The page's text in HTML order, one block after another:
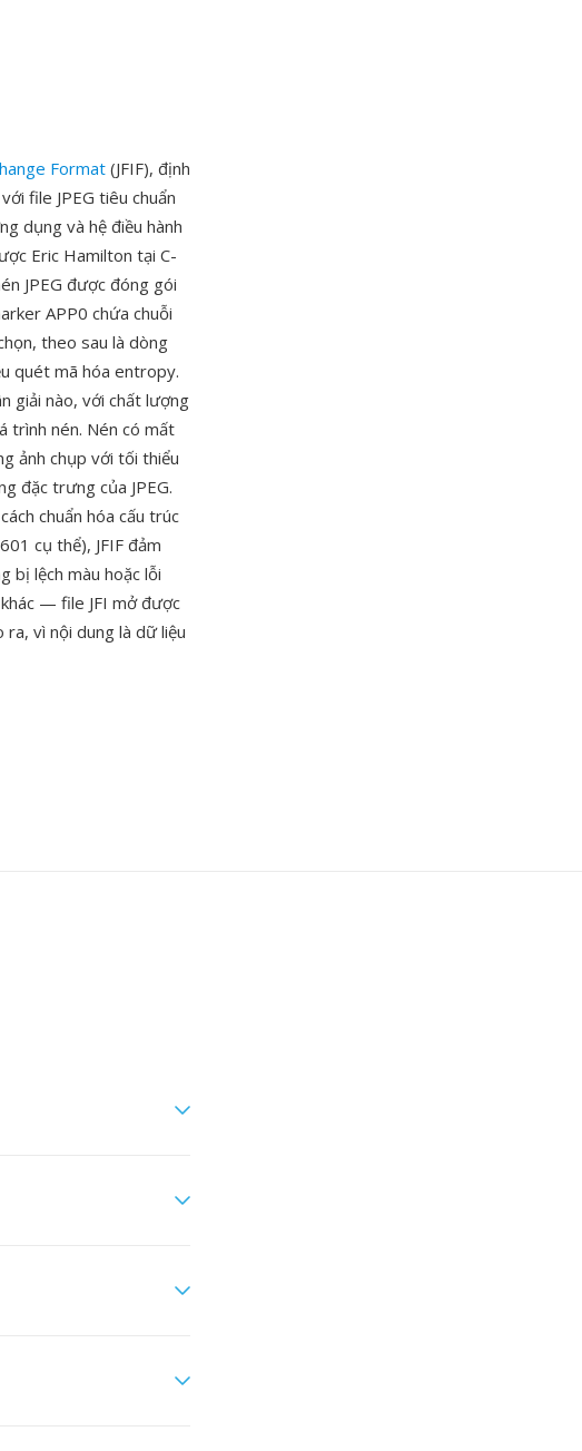
Format(JFIF), định
file JPEG tiêu chuẩn
dụng và hệ điều hành
Eric Hamilton tại C-
JPEG được đóng gói
APP0 chứa chuỗi
theo sau là dòng
quét mã hóa entropy.
giải nào, với chất lượng
trình nén. Nén có mất
ảnh chụp với tối thiểu
đặc trưng của JPEG.
chuẩn hóa cấu trúc
cụ thể), JFIF đảm
bị lệch màu hoặc lỗi
— file JFI mở được
vì nội dung là dữ liệu